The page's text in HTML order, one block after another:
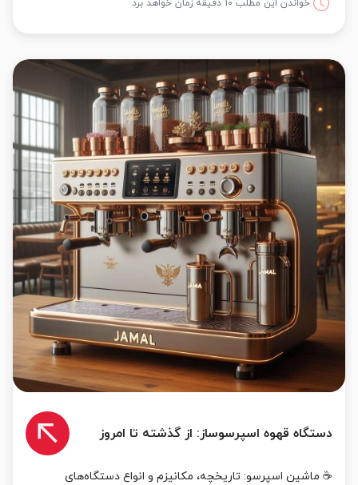
خواندن این مطلب 10 دقیقه زمان خواهد برد
دستگاه قهوه اسپرسوساز: از گذشته تا امروز
☕ ماشین اسپرسو: تاریخچه، مکانیزم و انواع دستگاه‌های